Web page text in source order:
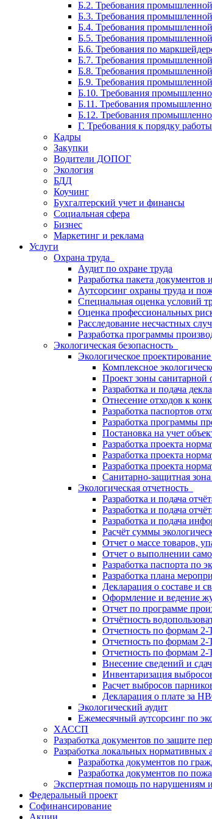
Б.2. Требования
Б.3. Требования
Б.4. Требования
Б.5. Требования
Б.6. Требования по
Б.7. Требования промышленной
Б.8. Требования
Б.9. Требования
Б.10. Требования
Б.11. Требования
Б.12. Требования
Г. Требования к порядку
Кадры
Закупки
Водители ДОПОГ
Экология
БДД
Коучинг
Бухгалтерский учет и финансы
Социальная сфера
Бизнес
Маркетинг и реклама
Услуги
Охрана труда
Аудит по охране труда
Разработка пакета
Аутсорсинг охраны труда и
Специальная оценка условий
Оценка профессиональных
Расследование несчастных
Разработка программы
Экологическая безопасность
Экологическое проектирование
Комплексное
Проект зоны
Разработка и подача
Отнесение отходов к
Разработка паспортов
Разработка программы
Постановка на учет
Разработка проекта
Разработка проекта
Разработка проекта
Санитарно-защитная
Экологическая отчетность
Разработка и подача
Разработка и подача
Разработка и подача
Расчёт суммы
Отчет о массе товаров,
Отчет о выполнении
Разработка паспорта по
Разработка плана
Декларация о составе и
Оформление и ведение
Отчет по программе
Отчётность
Отчетность по формам 2-
Отчетность по формам 2-
Отчетность по формам
Внесение сведений и
Инвентаризация
Расчет выбросов
Декларация о плате за
Экологический аудит
Ежемесячный аутсорсинг по
ХАССП
Разработка документов по защите
Разработка локальных нормативных
Разработка документов по
Разработка документов по
Экспертная помощь по нарушениям
Федеральный проект
Софинансирование
Акции